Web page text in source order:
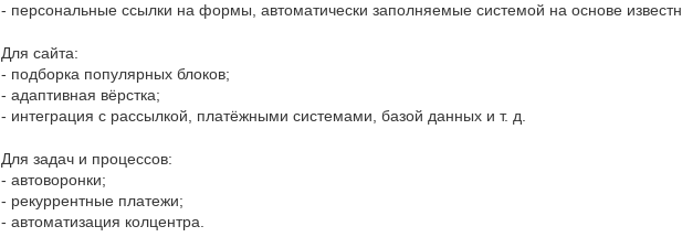
- персональные ссылки на формы, автоматически заполняемые системой на основе
Для сайта:
- подборка популярных блоков;
- адаптивная вёрстка;
- интеграция с рассылкой, платёжными системами, базой данных и т. д.
Для задач и процессов:
- автоворонки;
- рекуррентные платежи;
- автоматизация колцентра.